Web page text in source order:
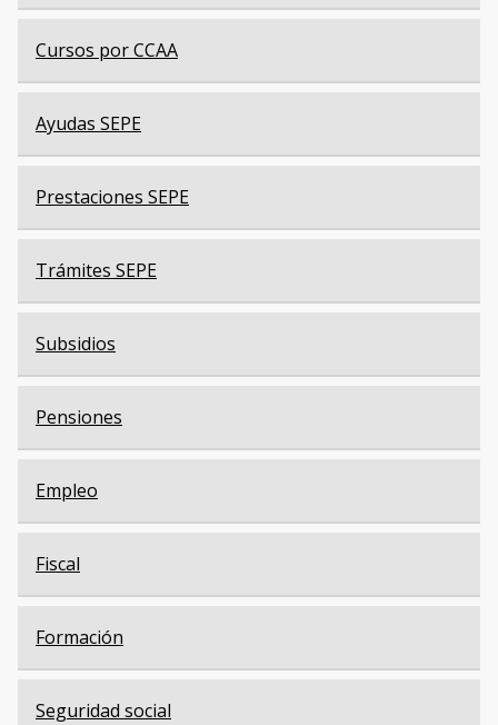
Cursos por CCAA
Ayudas SEPE
Prestaciones SEPE
Trámites SEPE
Subsidios
Pensiones
Empleo
Fiscal
Formación
Seguridad social